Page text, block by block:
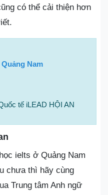
có thể cải thiện hơn
Nam
tế iLEAD HỘI AN
ielts ở Quảng Nam
chưa thì hãy cùng
Trung tâm Anh ngữ